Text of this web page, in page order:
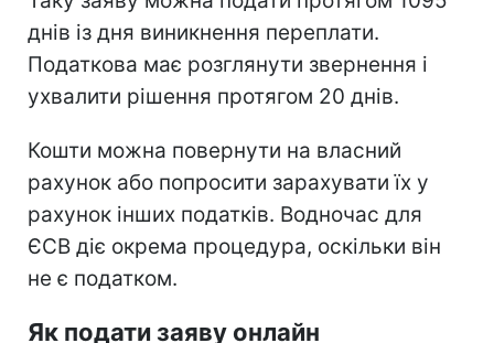
днів із дня виникнення переплати.
Податкова має розглянути звернення і
ухвалити рішення протягом 20 днів.
Кошти можна повернути на власний
рахунок або попросити зарахувати їх у
рахунок інших податків. Водночас для
ЄСВ діє окрема процедура, оскільки він
не є податком.
Як подати заяву онлайн